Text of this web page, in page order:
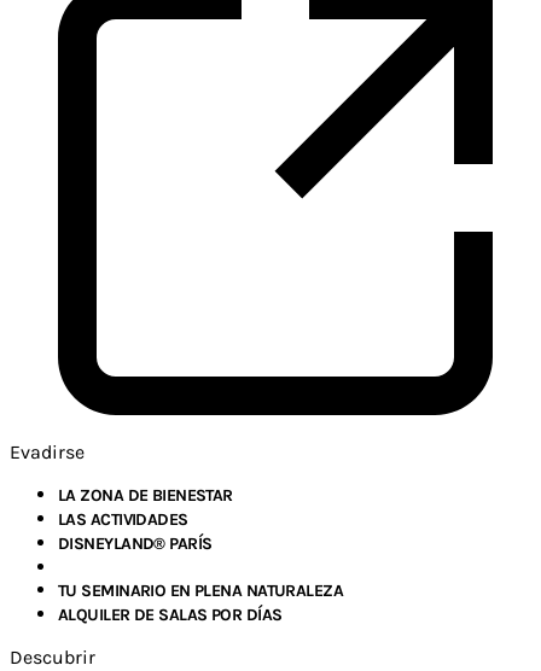
Evadirse
LA ZONA DE BIENESTAR
LAS ACTIVIDADES
DISNEYLAND® PARÍS
TU SEMINARIO EN PLENA NATURALEZA
ALQUILER DE SALAS POR DÍAS
Descubrir